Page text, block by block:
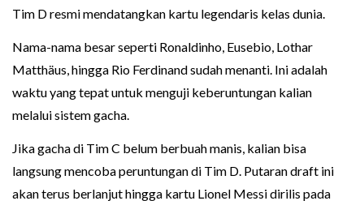
Tim D resmi mendatangkan kartu legendaris kelas dunia.
Nama-nama besar seperti Ronaldinho, Eusebio, Lothar
Matthäus, hingga Rio Ferdinand sudah menanti. Ini adalah
waktu yang tepat untuk menguji keberuntungan kalian
melalui sistem gacha.
Jika gacha di Tim C belum berbuah manis, kalian bisa
langsung mencoba peruntungan di Tim D. Putaran draft ini
akan terus berlanjut hingga kartu Lionel Messi dirilis pada